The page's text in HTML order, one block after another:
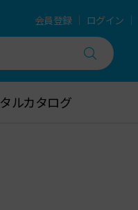
会員登録 ログイン
ルカタログ
ルカタログ